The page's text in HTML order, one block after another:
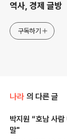
역사, 경제 글방
구독하기
나라 의 다른 글
박지원 “호남 사
말"